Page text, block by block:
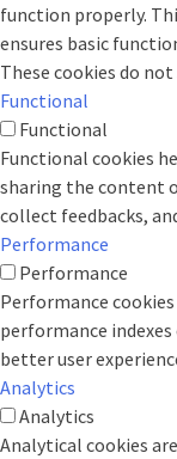
function properly.
ensures basic
These cookies do
Functional
Functional
Functional cookies
sharing the content
collect feedbacks,
Performance
Performance
Performance
performance
better user
Analytics
Analytics
Analytical cookies